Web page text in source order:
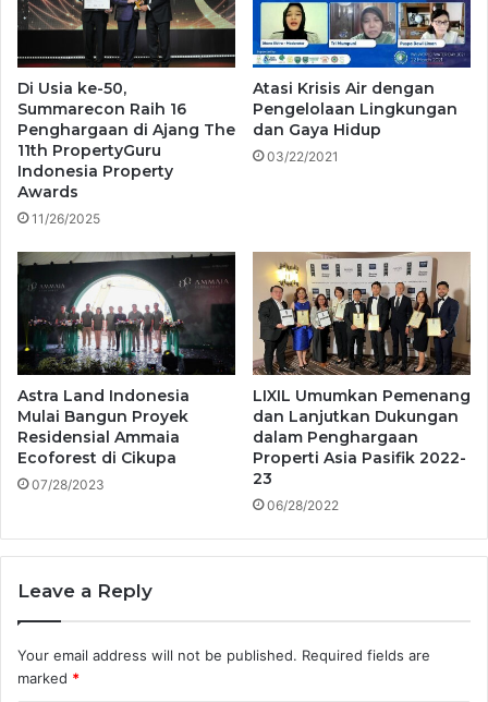
Di Usia ke-50,
Summarecon Raih 16
Penghargaan di Ajang The
11th PropertyGuru
Indonesia Property
Awards
11/26/2025
Atasi Krisis Air dengan
Pengelolaan Lingkungan
dan Gaya Hidup
03/22/2021
Astra Land Indonesia
Mulai Bangun Proyek
Residensial Ammaia
Ecoforest di Cikupa
07/28/2023
LIXIL Umumkan Pemenang
dan Lanjutkan Dukungan
dalam Penghargaan
Properti Asia Pasifik 2022-
23
06/28/2022
Leave a Reply
Your email address will not be published. Required fields are
marked *